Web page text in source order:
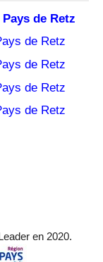
de Retz
de Retz
de Retz
de Retz
de Retz
en 2020.